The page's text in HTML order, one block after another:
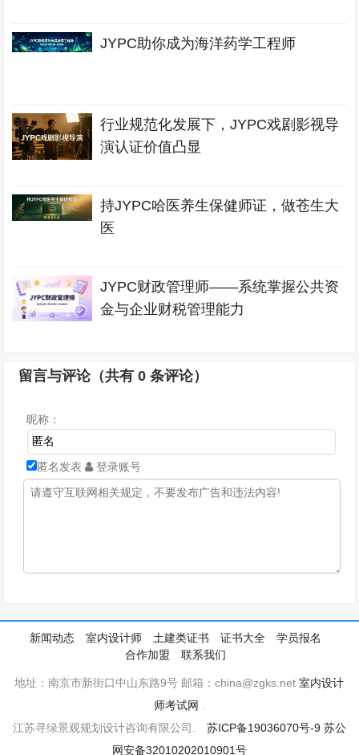
JYPC助你成为海洋药学工程师
行业规范化发展下，JYPC戏剧影视导
演认证价值凸显
持JYPC哈医养生保健师证，做苍生大
医
JYPC财政管理师——系统掌握公共资
金与企业财税管理能力
留言与评论（共有0 条评论）
昵称：
匿名发表 登录账号
新闻动态 室内设计师 土建类证书 证书大全
学员报名
合作加盟
联系我们
地址：南京市新街口中山东路9号 邮箱：china@zgks.net室内设计
师考试网
江苏寻绿景观规划设计咨询有限公司. 苏ICP备19036070号-9 苏公
网安备32010202010901号